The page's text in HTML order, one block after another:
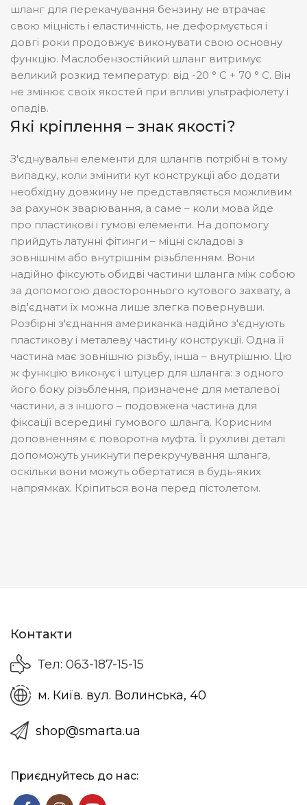
шланг для перекачування бензину не втрачає
свою міцність і еластичність, не деформується і
довгі роки продовжує виконувати свою основну
функцію. Маслобензостійкий шланг витримує
великий розкид температур: від -20 ° С + 70 ° С. Він
не змінює своїх якостей при впливі ультрафіолету і
опадів.
Які кріплення – знак якості?
З'єднувальні елементи для шлангів потрібні в тому
випадку, коли змінити кут конструкції або додати
необхідну довжину не представляється можливим
за рахунок зварювання, а саме – коли мова йде
про пластикові і гумові елементи. На допомогу
прийдуть латунні фітинги – міцні складові з
зовнішнім або внутрішнім різьбленням. Вони
надійно фіксують обидві частини шланга між собою
за допомогою двостороннього кутового захвату, а
від'єднати їх можна лише злегка повернувши.
Розбірні з'єднання американка надійно з'єднують
пластикову і металеву частину конструкції. Одна її
частина має зовнішню різьбу, інша – внутрішню. Цю
ж функцію виконує і штуцер для шланга: з одного
його боку різьблення, призначене для металевої
частини, а з іншого – подовжена частина для
фіксації всередині гумового шланга. Корисним
доповненням є поворотна муфта. Її рухливі деталі
допоможуть уникнути перекручування шланга,
оскільки вони можуть обертатися в будь-яких
напрямках. Кріпиться вона перед пістолетом.
Контакти
Тел: 063-187-15-15
м. Київ. вул. Волинська, 40
shop@smarta.ua
Приєднуйтесь до нас: